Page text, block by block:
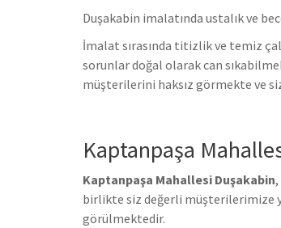
Duşakabin imalatında ustalık ve
İmalat sırasında titizlik ve temiz
sorunlar doğal olarak can
müşterilerini haksız görmekte ve
Kaptanpaşa
Kaptanpaşa Mahallesi Duşakabin
birlikte siz değerli müşterilerimize
görülmektedir.